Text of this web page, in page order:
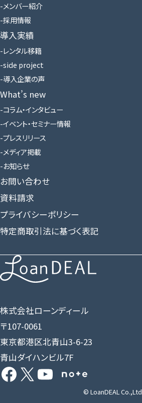
株式会社ローンディール
〒107-0061
東京都港区北青山3-6-23
青山ダイハンビル7F
Facebook
X YouTube
Share Icon
メンバー紹介
採用情報
導入実績
レンタル移籍
side project
導入企業の声
What’s new
コラム・インタビュー
イベント・セミナー情報
プレスリリース
メディア掲載
お知らせ
お問い合わせ
資料請求
プライバシーポリシー
特定商取引法に基づく表記
© LoanDEAL Co.,Ltd